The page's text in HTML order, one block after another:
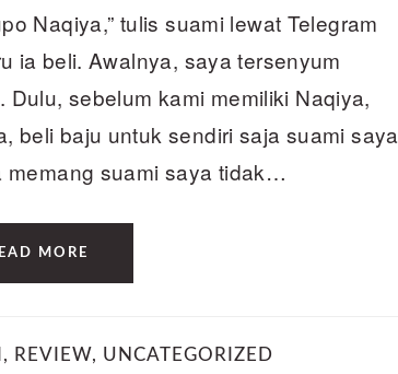
Naqiya,” tulis suami lewat Telegram
ia beli. Awalnya, saya tersenyum
sebelum kami memiliki Naqiya,
beli baju untuk sendiri saja suami saya
memang suami saya tidak…
MORE
, REVIEW, UNCATEGORIZED